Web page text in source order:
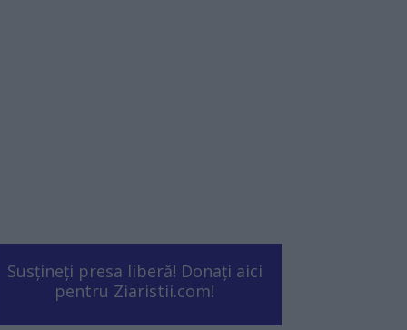
Susțineți presa liberă! Donați aici
pentru Ziaristii.com!